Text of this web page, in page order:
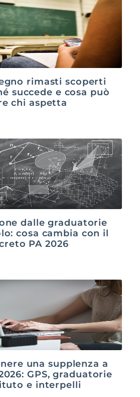
rimasti scoperti
succede e cosa può
chi aspetta
dalle graduatorie
cosa cambia con il
PA 2026
una supplenza a
GPS, graduatorie
e interpelli